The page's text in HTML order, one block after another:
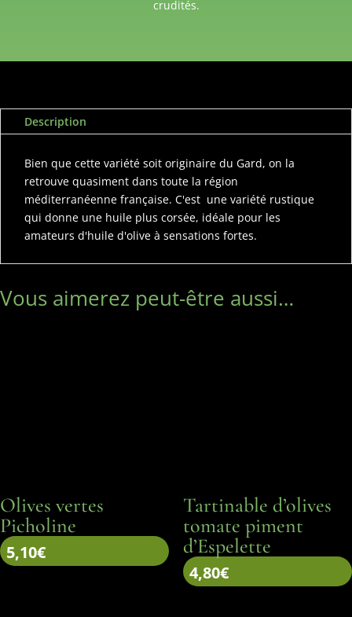
crudités.
Description
Bien que cette variété soit originaire du Gard, on la
retrouve quasiment dans toute la région
méditerranéenne française. C'est une variété rustique
qui donne une huile plus corsée, idéale pour les
amateurs d'huile d'olive à sensations fortes.
Vous aimerez peut-être aussi…
Olives vertes
Picholine
5,10€
Tartinable d’olives
tomate piment
d’Espelette
4,80€